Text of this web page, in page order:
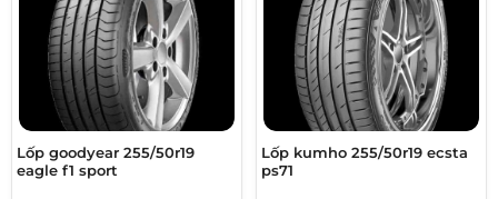
Lốp goodyear 255/50r19
eagle f1 sport
Lốp kumho 255/50r19 ecsta
ps71